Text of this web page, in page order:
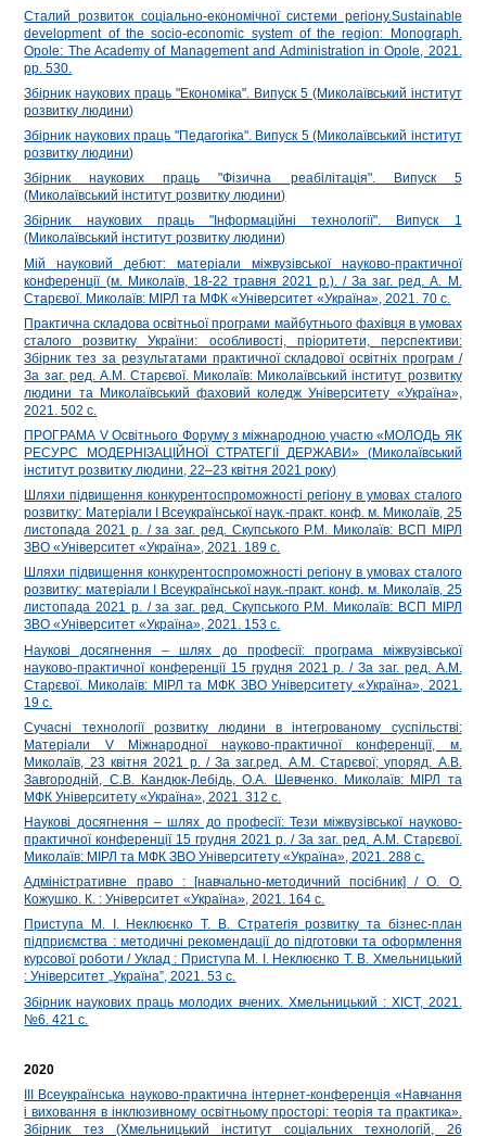
Сталий розвиток соціально-економічної системи регіону.Sustainable
development of the socio-economic system of the region: Monograph.
Opole: The Academy of Management and Administration in Opole, 2021.
pp. 530.
Збірник наукових праць "Економіка". Випуск 5 (Миколаївський інститут
розвитку людини)
Збірник наукових праць "Педагогіка". Випуск 5 (Миколаївський інститут
розвитку людини)
Збірник наукових праць "Фізична реабілітація". Випуск 5
(Миколаївський інститут розвитку людини)
Збірник наукових праць "Інформаційні технології". Випуск 1
(Миколаївський інститут розвитку людини)
Мій науковий дебют: матеріали міжвузівської науково-практичної
конференції (м. Миколаїв, 18-22 травня 2021 р.). / За заг. ред. А. М.
Старєвої. Миколаїв: МІРЛ та МФК «Університет «Україна», 2021. 70 с.
Практична складова освітньої програми майбутнього фахівця в умовах
сталого розвитку України: особливості, пріоритети, перспективи:
Збірник тез за результатами практичної складової освітніх програм /
За заг. ред. А.М. Старєвої. Миколаїв: Миколаївський інститут розвитку
людини та Миколаївський фаховий коледж Університету «Україна»,
2021. 502 с.
ПРОГРАМА V Освітнього Форуму з міжнародною участю «МОЛОДЬ ЯК
РЕСУРС МОДЕРНІЗАЦІЙНОЇ СТРАТЕГІЇ ДЕРЖАВИ» (Миколаївський
інститут розвитку людини, 22–23 квітня 2021 року)
Шляхи підвищення конкурентоспроможності регіону в умовах сталого
розвитку: Матеріали І Всеукраїнської наук.-практ. конф. м. Миколаїв, 25
листопада 2021 р. / за заг. ред. Скупського Р.М. Миколаїв: ВСП МІРЛ
ЗВО «Університет «Україна», 2021. 189 c.
Шляхи підвищення конкурентоспроможності регіону в умовах сталого
розвитку: матеріали І Всеукраїнської наук.-практ. конф. м. Миколаїв, 25
листопада 2021 р. / за заг. ред. Скупського Р.М. Миколаїв: ВСП МІРЛ
ЗВО «Університет «Україна», 2021. 153 c.
Наукові досягнення – шлях до професії: програма міжвузівської
науково-практичної конференції 15 грудня 2021 р. / За заг. ред. А.М.
Старєвої. Миколаїв: МIРЛ та МФК ЗВО Університету «Україна», 2021.
19 с.
Сучасні технології розвитку людини в інтегрованому суспільстві:
Матеріали V Міжнародної науково-практичної конференції, м.
Миколаїв, 23 квітня 2021 р. / За заг.ред. А.М. Старєвої; упоряд. А.В.
Завгородній, С.В. Кандюк-Лебідь, О.А. Шевченко. Миколаїв: МІРЛ та
МФК Університету «Україна», 2021. 312 с.
Наукові досягнення – шлях до професії: Тези міжвузівської науково-
практичної конференції 15 грудня 2021 р. / За заг. ред. А.М. Старєвої.
Миколаїв: МIРЛ та МФК ЗВО Університету «Україна», 2021. 288 с.
Адміністративне право : [навчально-методичний посібник] / О. О.
Кожушко. К. : Університет «Україна», 2021. 164 с.
Приступа М. І. Неклюєнко Т. В. Стратегія розвитку та бізнес-план
підприємства : методичні рекомендації до підготовки та оформлення
курсової роботи / Уклад : Приступа М. І. Неклюєнко Т. В. Хмельницький
: Університет „Україна”, 2021. 53 с.
Збірник наукових праць молодих вчених. Хмельницький : ХІСТ, 2021.
№6. 421 с.
2020
ІІІ Всеукраїнська науково-практична інтернет-конференція «Навчання
і виховання в інклюзивному освітньому просторі: теорія та практика».
Збірник тез (Хмельницький інститут соціальних технологій, 26